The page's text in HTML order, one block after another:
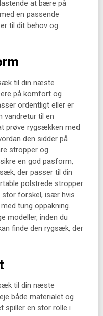
at bære på
en passende
til dit behov og
til din næste
på komfort og
ordentligt eller er
vandretur til en
prøve rygsækken med
den sidder på
stropper og
en god pasform,
der passer til din
polstrede stropper
stor forskel, især hvis
tung oppakning.
modeller, inden du
finde den rygsæk, der
til din næste
både materialet og
spiller en stor rolle i